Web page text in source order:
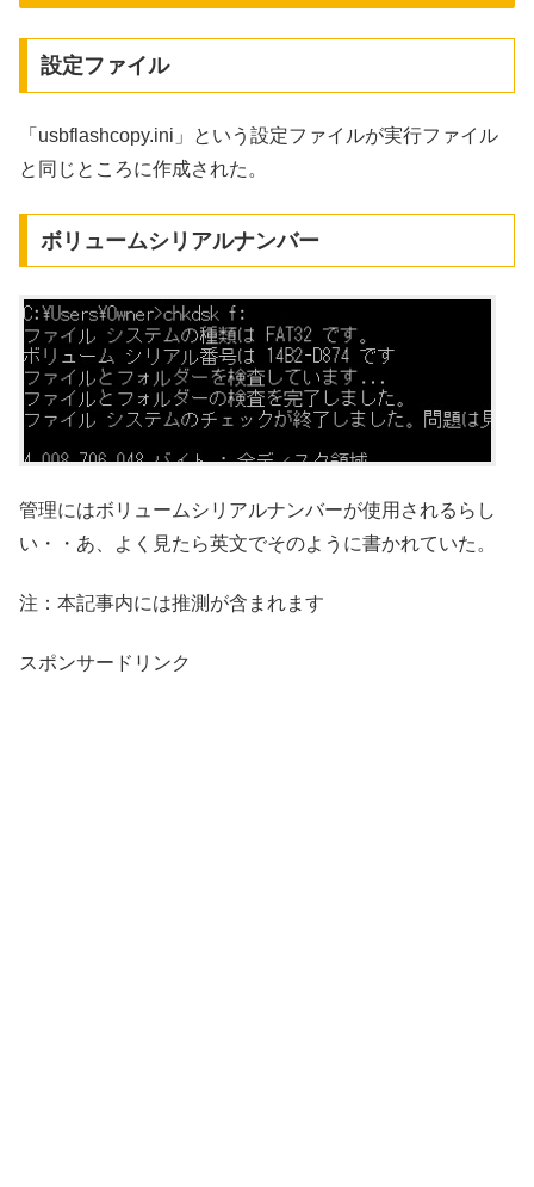
設定ファイル
「usbflashcopy.ini」という設定ファイルが実行ファイル
と同じところに作成された。
ボリュームシリアルナンバー
管理にはボリュームシリアルナンバーが使用されるらし
い・・あ、よく見たら英文でそのように書かれていた。
注：本記事内には推測が含まれます
スポンサードリンク